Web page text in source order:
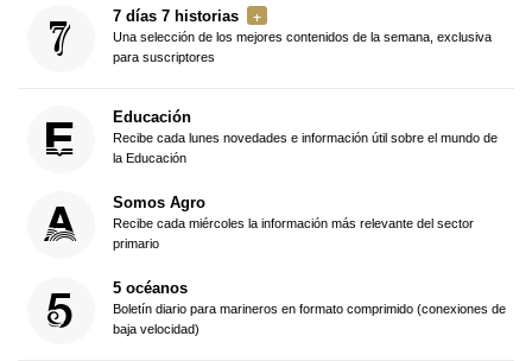
7 días 7 historias
Una selección de los mejores contenidos de la semana, exclusiva
para suscriptores
Educación
Recibe cada lunes novedades e información útil sobre el mundo de
la Educación
Somos Agro
Recibe cada miércoles la información más relevante del sector
primario
5 océanos
Boletín diario para marineros en formato comprimido (conexiones de
baja velocidad)